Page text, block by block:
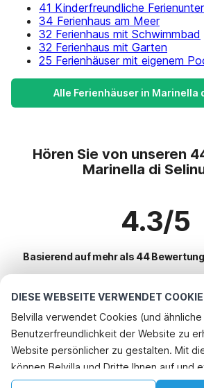
DIESE WEBSEITE VERWENDET
Belvilla verwendet Cookies (und
Benutzerfreundlichkeit der Website zu
Website persönlicher zu gestalten. Mit
können Belvilla und Dritte Ihnen auf und
außerhalb unserer Website folgen, um
41 Kinderfreundliche
34 Ferienhaus am Meer
32 Ferienhaus mit Schwimmbad
32 Ferienhaus mit Garten
25 Ferienhäuser mit eigenem
Alle Ferienhäuser in Marinella
Hören Sie von unseren
Marinella di
4.3/5
Basierend auf mehr als 44
Beliebteste Reiseziele für
Top-Städte mit Top-Annehmlichkeiten
Kinderfreundliche Ferienunterkünfte villa-di-
Kinderfreundliche Ferienunterkünfte grotte-
Beliebte Ausstattungen für Urlaub in